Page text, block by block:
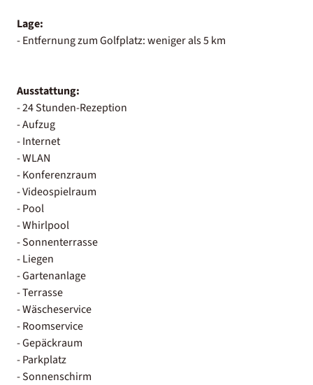
Lage:
- Entfernung zum Golfplatz: weniger als 5 km
Ausstattung:
- 24 Stunden-Rezeption
- Aufzug
- Internet
- WLAN
- Konferenzraum
- Videospielraum
- Pool
- Whirlpool
- Sonnenterrasse
- Liegen
- Gartenanlage
- Terrasse
- Wäscheservice
- Roomservice
- Gepäckraum
- Parkplatz
- Sonnenschirm